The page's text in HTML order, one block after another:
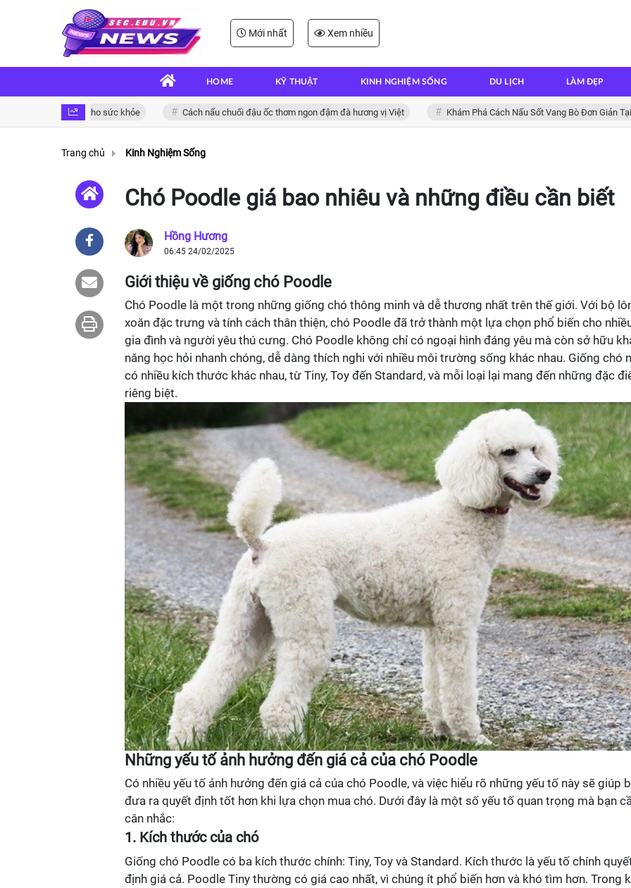
Mới nhất Xem nhiều
HOME KỸ THUẬT KINH NGHIỆM SỐNG DU LỊCH LÀM ĐẸP
và bổ dưỡng cho sức khỏe Cách nấu chuối đậu ốc thơm ngon đậm đà hương vị Việt Khám Phá Cách Nấu Sốt Vang Bò Đơn Giản Tại Nhà
Trang chủ Kinh Nghiệm Sống
Chó Poodle giá bao nhiêu và những điều cần biết
Hồng Hương
06:45 24/02/2025
Giới thiệu về giống chó Poodle
Chó Poodle là một trong những giống chó thông minh và dễ thương nhất trên thế giới. Với bộ
xoăn đặc trưng và tính cách thân thiện, chó Poodle đã trở thành một lựa chọn phổ biến cho
gia đình và người yêu thú cưng. Chó Poodle không chỉ có ngoại hình đáng yêu mà còn sở hữu
năng học hỏi nhanh chóng, dễ dàng thích nghi với nhiều môi trường sống khác nhau. Giống chó
có nhiều kích thước khác nhau, từ Tiny, Toy đến Standard, và mỗi loại lại mang đến những đặc
riêng biệt.
Những yếu tố ảnh hưởng đến giá cả của chó Poodle
Có nhiều yếu tố ảnh hưởng đến giá cả của chó Poodle, và việc hiểu rõ những yếu tố này sẽ giúp
đưa ra quyết định tốt hơn khi lựa chọn mua chó. Dưới đây là một số yếu tố quan trọng mà bạn
cân nhắc:
1. Kích thước của chó
Giống chó Poodle có ba kích thước chính: Tiny, Toy và Standard. Kích thước là yếu tố chính
định giá cả. Poodle Tiny thường có giá cao nhất, vì chúng ít phổ biến hơn và khó tìm hơn. Trong